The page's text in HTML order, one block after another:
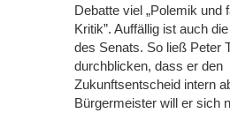
Debatte viel „Polemik und
Kritik”. Auffällig ist auch
des Senats. So ließ Peter
durchblicken, dass er den
Zukunftsentscheid intern
Bürgermeister will er sich